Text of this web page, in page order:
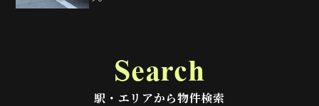
Search
駅・エリアから物件検索